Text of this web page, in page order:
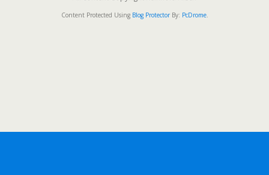
Content Protected Using Blog ProtectorBy: PcDrome.